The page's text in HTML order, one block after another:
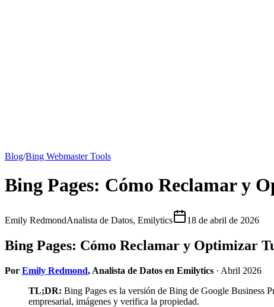
Blog/Bing Webmaster Tools
Bing Pages: Cómo Reclamar y
Emily RedmondAnalista de Datos, Emilytics 18 de abril de 2026
Bing Pages: Cómo Reclamar y Optimizar
Por Emily Redmond, Analista de Datos en Emilytics · Abril 2026
TL;DR: Bing Pages es la versión de Bing de Google Business
empresarial, imágenes y verifica la propiedad.